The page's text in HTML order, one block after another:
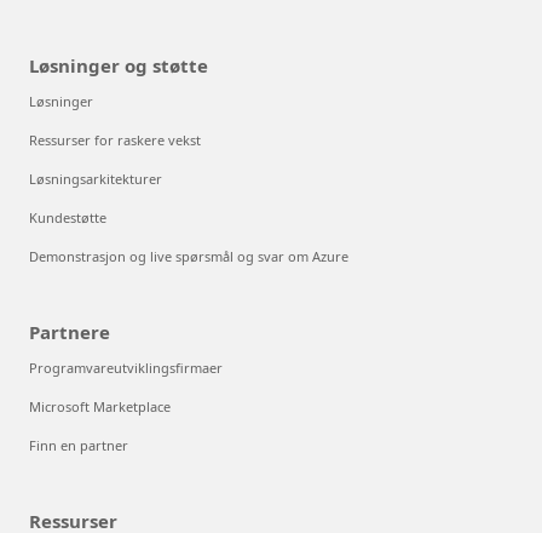
Løsninger og støtte
Løsninger
Ressurser for raskere vekst
Løsningsarkitekturer
Kundestøtte
Demonstrasjon og live spørsmål og svar om Azure
Partnere
Programvareutviklingsfirmaer
Microsoft Marketplace
Finn en partner
Ressurser